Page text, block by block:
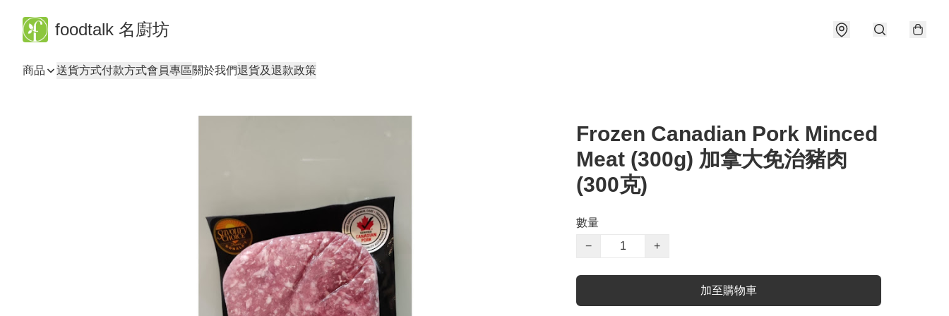
foodtalk 名廚坊
商品 送貨方式付款方式會員專區關於我們退貨及退款政策
Frozen Canadian Pork Minced
Meat (300g) 加拿大免治豬肉
(300克)
數量
−
+
加至購物車